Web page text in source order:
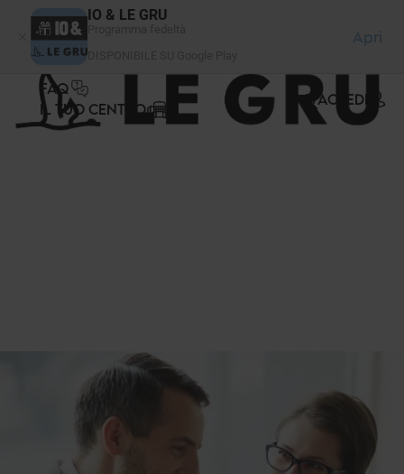
IO & LE GRU
Apri
FAQ
IL TUO CENTRO
ACCEDI
Pannello di gestione dei cookies